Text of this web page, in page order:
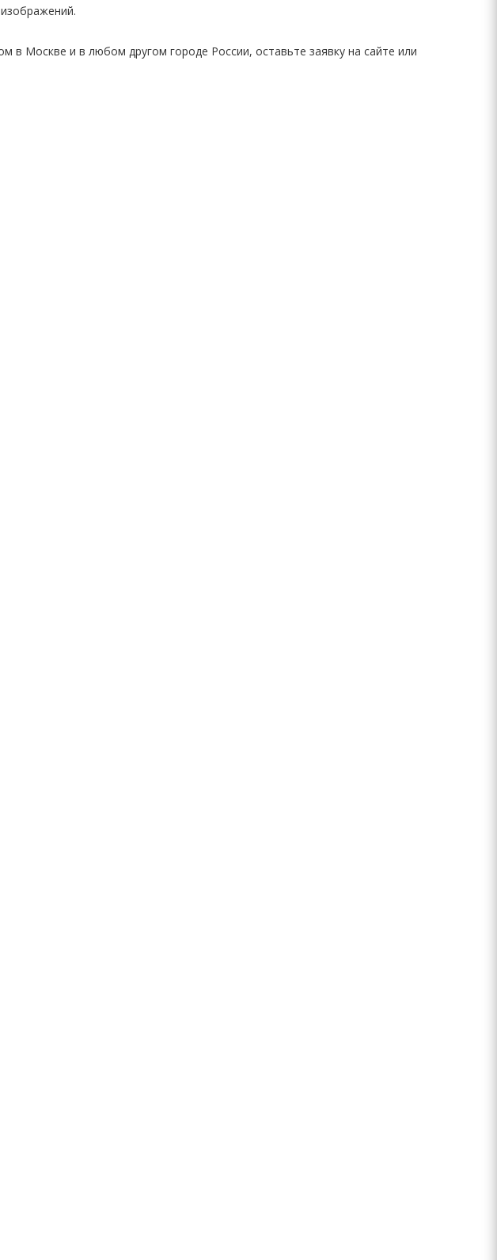
в Москве и в любом другом городе России, оставьте заявку на сайте или